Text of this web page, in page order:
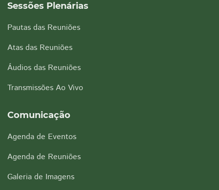
Sessões Plenárias
Pautas das Reuniões
Atas das Reuniões
Áudios das Reuniões
Transmissões Ao Vivo
Comunicação
Agenda de Eventos
Agenda de Reuniões
Galeria de Imagens